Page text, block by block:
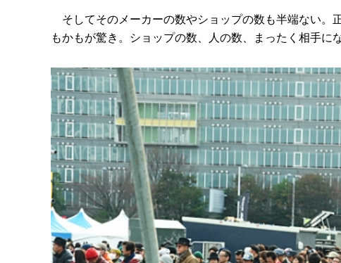
そしてそのメーカーの数やショップの数も半端ない。
もかもが驚き。ショップの数、人の数、まったく相手に